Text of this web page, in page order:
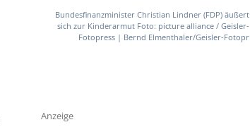
Bundesfinanzminister Christian Lindner (FDP) äußert
sich zur Kinderarmut Foto: picture alliance / Geisler-
Fotopress | Bernd Elmenthaler/Geisler-Fotopr
Anzeige